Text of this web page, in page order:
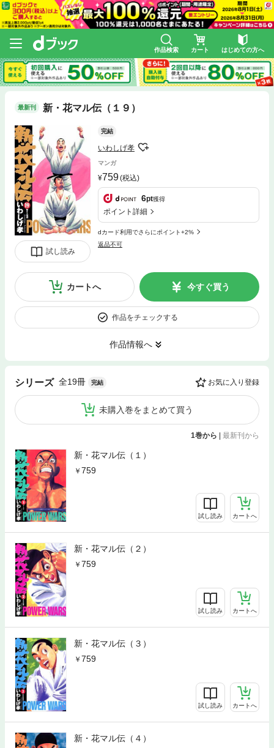
作品検索 カート はじめての方へ
最新刊 新・花マル伝（１９）
試し読み
完結
いわしげ孝
マンガ
759(税込)
6pt獲得
ポイント詳細
dカード利用でさらにポイント+2%
返品不可
カートへ 今すぐ買う
作品をチェックする
作品情報へ
シリーズ 全19冊 完結 お気に入り登録
未購入巻をまとめて買う
1巻から | 最新刊から
新・花マル伝（１）
759
試し読み カートへ
新・花マル伝（２）
759
試し読み カートへ
新・花マル伝（３）
759
試し読み カートへ
新・花マル伝（４）